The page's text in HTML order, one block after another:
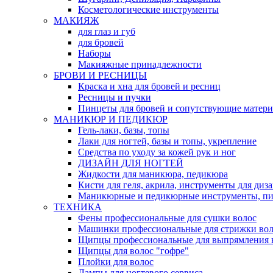
Косметологические инструменты
МАКИЯЖ
для глаз и губ
для бровей
Наборы
Макияжные принадлежности
БРОВИ И РЕСНИЦЫ
Краска и хна для бровей и ресниц
Ресницы и пучки
Пинцеты для бровей и сопутствующие
МАНИКЮР И ПЕДИКЮР
Гель-лаки, базы, топы
Лаки для ногтей, базы и топы, укрепление
Средства по уходу за кожей рук и ног
ДИЗАЙН ДЛЯ НОГТЕЙ
Жидкости для маникюра, педикюра
Кисти для геля, акрила, инструменты для
Маникюрные и педикюрные инструменты,
ТЕХНИКА
Фены профессиональные для сушки волос
Машинки профессиональные для стрижки
Щипцы профессиональные для выпрямления
Щипцы для волос "гофре"
Плойки для волос